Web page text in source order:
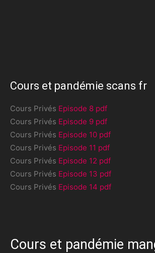
Cours et pandémie scans fr
Cours Privés Episode 8 pdf
Cours Privés Episode 9 pdf
Cours Privés Episode 10 pdf
Cours Privés Episode 11 pdf
Cours Privés Episode 12 pdf
Cours Privés Episode 13 pdf
Cours Privés Episode 14 pdf
Cours et pandémie